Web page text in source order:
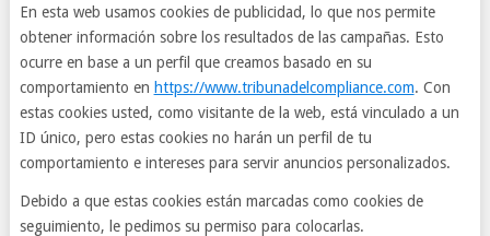
En esta web usamos cookies de publicidad, lo que nos permite
obtener información sobre los resultados de las campañas. Esto
ocurre en base a un perfil que creamos basado en su
comportamiento en https://www.tribunadelcompliance.com. Con
estas cookies usted, como visitante de la web, está vinculado a un
ID único, pero estas cookies no harán un perfil de tu
comportamiento e intereses para servir anuncios personalizados.
Debido a que estas cookies están marcadas como cookies de
seguimiento, le pedimos su permiso para colocarlas.